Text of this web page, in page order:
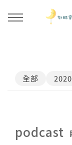
關於好眠師
好眠師服務
好眠師認證班
畢業顧問
諮詢服務
0-4個月
好眠學苑
學苑評價
全部 2020
podcast